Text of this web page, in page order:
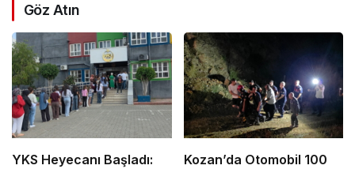
Göz Atın
YKS Heyecanı Başladı:
Kozan’da Otomobil 100